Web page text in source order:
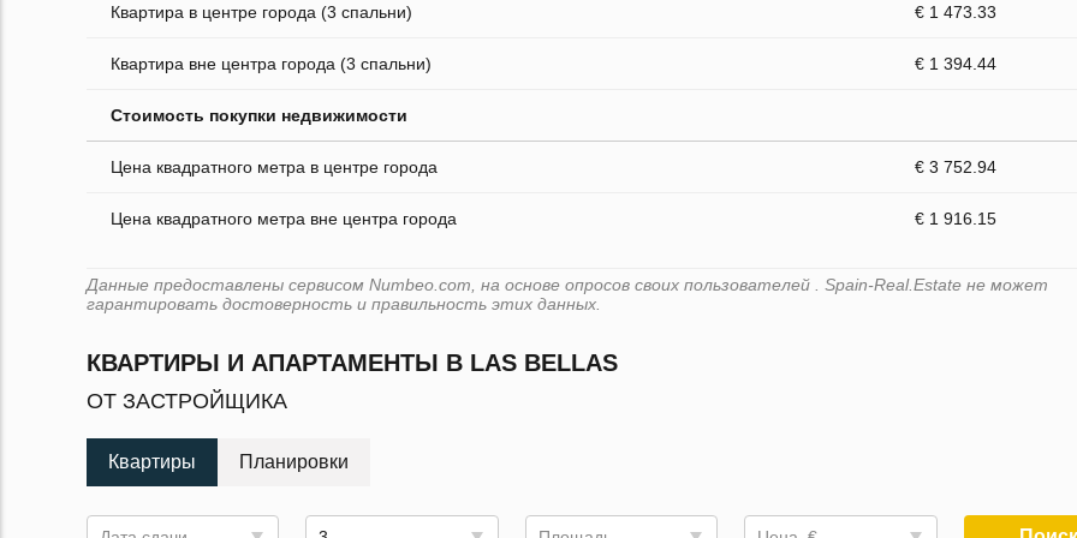
Квартира в центре города (3 спальни) € 1 473.33
Квартира вне центра города (3 спальни) € 1 394.44
Стоимость покупки недвижимости
Цена квадратного метра в центре города € 3 752.94
Цена квадратного метра вне центра города € 1 916.15
Данные предоставлены сервисом Numbeo.com, на основе опросов своих пользователей . Spain-Real.Estate не может
гарантировать достоверность и правильность этих данных.
КВАРТИРЫ И АПАРТАМЕНТЫ В LAS BELLAS
ОТ ЗАСТРОЙЩИКА
Квартиры Планировки